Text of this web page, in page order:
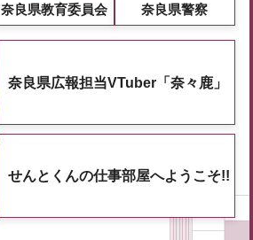
奈良県教育委員会 奈良県警察
奈良県広報担当VTuber「奈々鹿」
せんとくんの仕事部屋へようこそ!!